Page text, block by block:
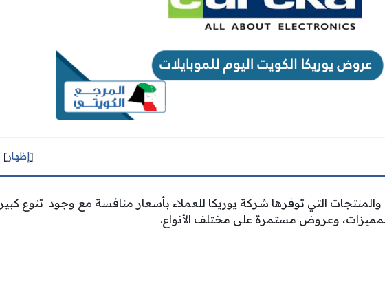
[إظهار]
والمنتجات التي توفرها شركة يوريكا للعملاء بأسعار منافسة مع وجود تنوع كبير
وعروض مستمرة على مختلف الأنواع.